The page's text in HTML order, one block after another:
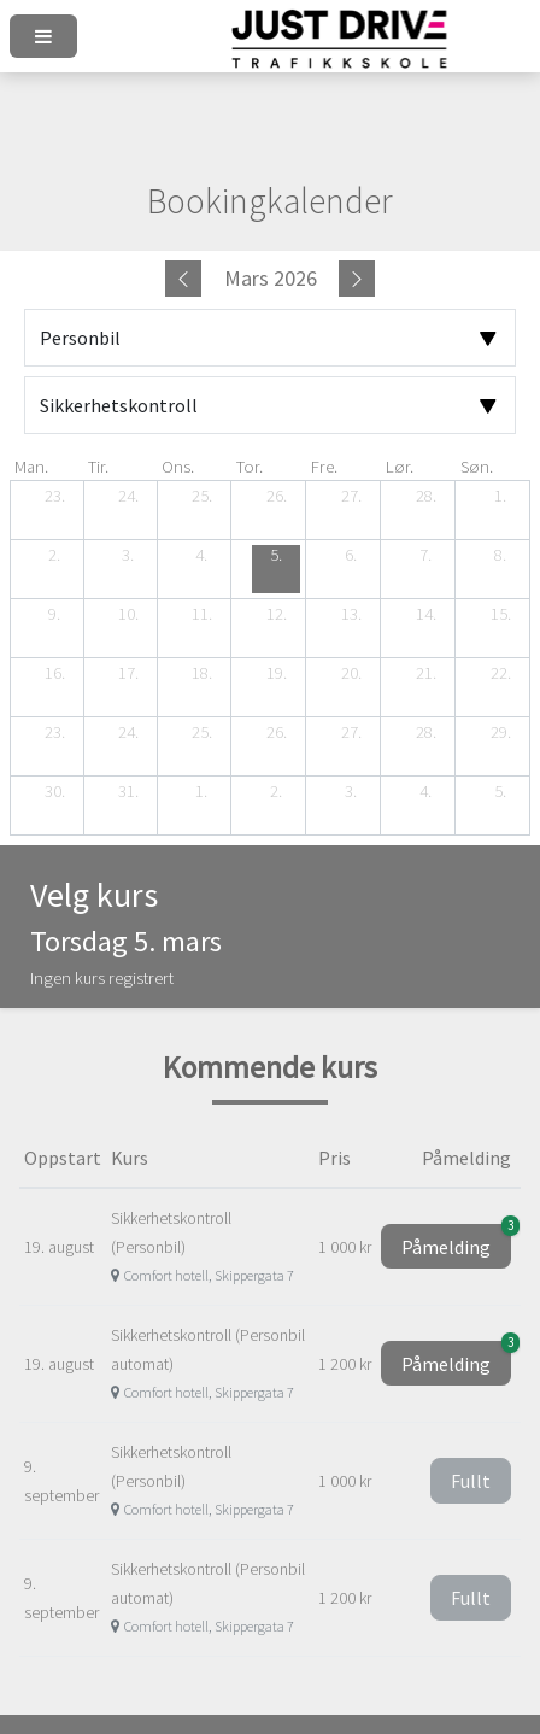
Bookingkalender
Mars 2026
Man. Tir. Ons. Tor. Fre. Lør.
Søn.
23.
24. 25. 26. 27. 28. 1.
2. 3. 4. 5. 6. 7. 8.
9. 10. 11. 12. 13. 14. 15.
16. 17. 18. 19. 20. 21. 22.
23. 24. 25. 26. 27. 28. 29.
30. 31. 1. 2. 3. 4. 5.
Velg kurs
Torsdag 5. mars
Ingen kurs registrert
Kommende kurs
Oppstart Kurs Pris Påmelding
19. august
Sikkerhetskontroll
(Personbil)
Comfort hotell, Skippergata 7
1 000 kr Påmelding
3
19. august
Sikkerhetskontroll (Personbil
automat)
Comfort hotell, Skippergata 7
1 200 kr Påmelding
3
9.
september
Sikkerhetskontroll
(Personbil)
Comfort hotell, Skippergata 7
1 000 kr Fullt
9.
september
Sikkerhetskontroll (Personbil
automat)
Comfort hotell, Skippergata 7
1 200 kr Fullt